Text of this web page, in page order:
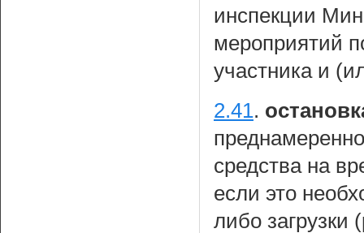
инспекции
мероприятий
участника и
2.41.
средства на
если это
либо загрузки